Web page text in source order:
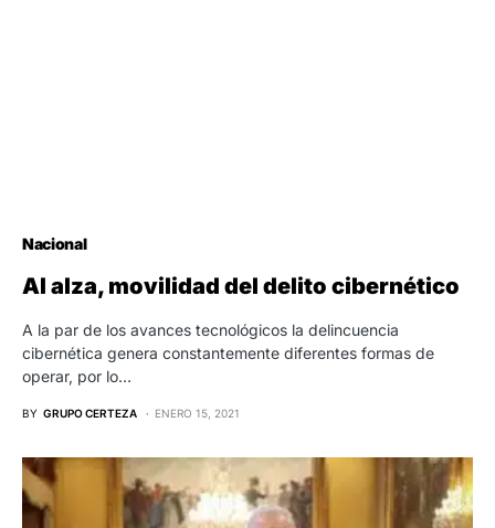
Nacional
Al alza, movilidad del delito cibernético
A la par de los avances tecnológicos la delincuencia
cibernética genera constantemente diferentes formas de
operar, por lo…
BY GRUPO CERTEZA ENERO 15, 2021